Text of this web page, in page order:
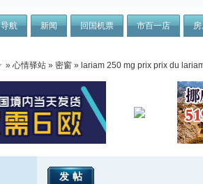
导航 新闻 回国机票 市百一店
» 心情驿站 » 密窗 » lariam 250 mg prix prix du
发帖